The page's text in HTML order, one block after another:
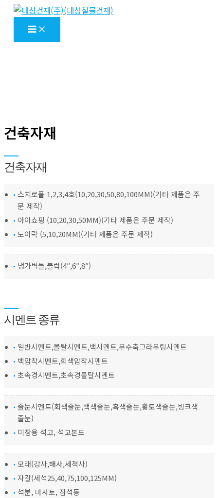
건축자재
건축자재
스치로폴 1,2,3,4호(10,20,30,50,80,100MM)(기타 제품은 주
문 제작)
아이쇼핑 (10,20,30,50MM)(기타 제품은 주문 제작)
도이락 (5,10,20MM)(기타 제품은 주문 제작)
냉가벽돌,블럭(4″,6″,8″)
시멘트 종류
일반시멘트,몰탈시멘트,백시멘트,무수축그라우팅시멘트
백압착시멘트,회색압착시멘트
초속경시멘트,초속경몰탈시멘트
줄눈시멘트(회색줄눈,백색줄눈,흑색줄눈,황토색줄눈,빙크색
줄눈)
미장용 석고, 석고본드
모래(강사,해사,세쳑사)
자갈(세석25,40,75,100,125MM)
석분, 마사토, 잡석등